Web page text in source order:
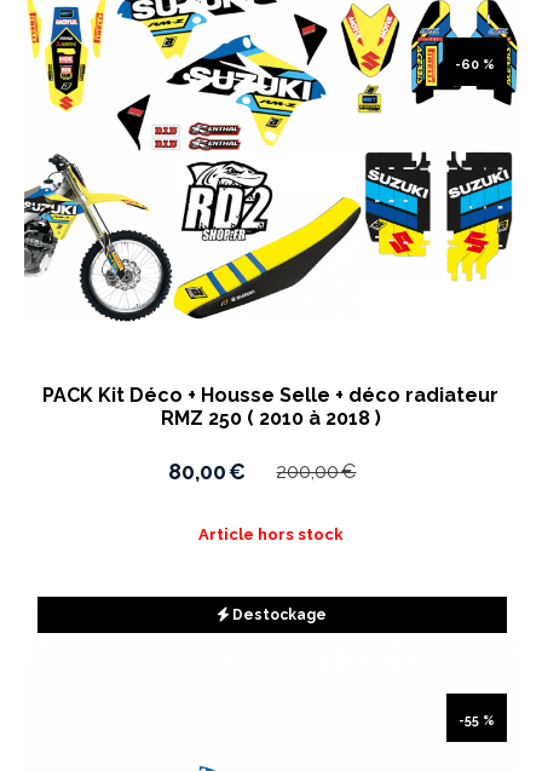
-60 %
PACK Kit Déco + Housse Selle + déco radiateur
RMZ 250 ( 2010 à 2018 )
80,00€ 200,00€
Article hors stock
Destockage
-55 %